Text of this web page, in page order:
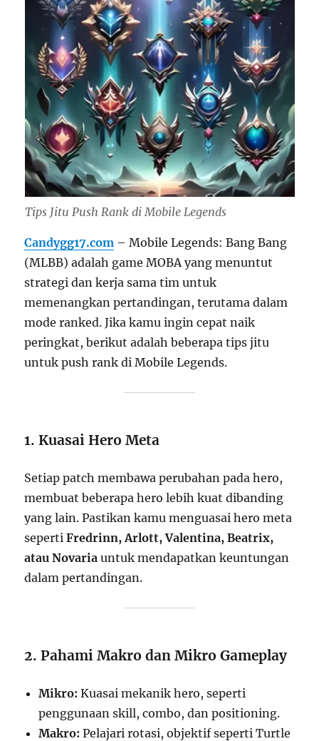
Tips Jitu Push Rank di Mobile Legends
Candygg17.com – Mobile Legends: Bang Bang
(MLBB) adalah game MOBA yang menuntut
strategi dan kerja sama tim untuk
memenangkan pertandingan, terutama dalam
mode ranked. Jika kamu ingin cepat naik
peringkat, berikut adalah beberapa tips jitu
untuk push rank di Mobile Legends.
1. Kuasai Hero Meta
Setiap patch membawa perubahan pada hero,
membuat beberapa hero lebih kuat dibanding
yang lain. Pastikan kamu menguasai hero meta
sepertiFredrinn, Arlott, Valentina, Beatrix,
atau Novaria untuk mendapatkan keuntungan
dalam pertandingan.
2. Pahami Makro dan Mikro Gameplay
Mikro: Kuasai mekanik hero, seperti
penggunaan skill, combo, dan positioning.
Makro: Pelajari rotasi, objektif seperti Turtle